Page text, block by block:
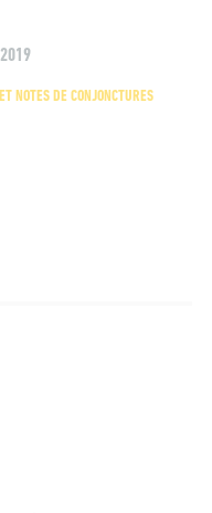
2019
NOTES DE CONJONCTURES